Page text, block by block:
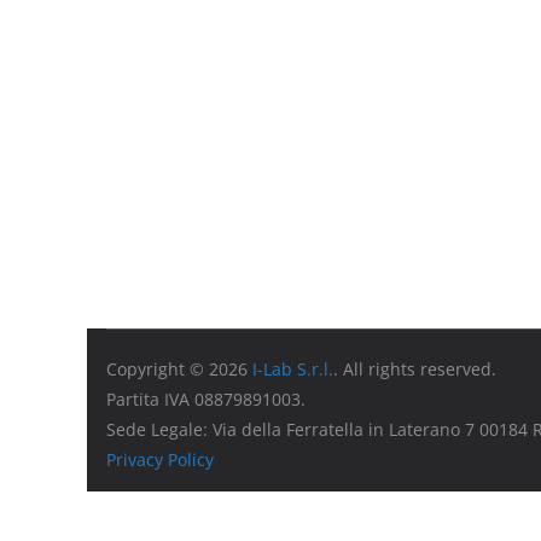
Copyright © 2026 I-Lab S.r.l.. All rights reserved.
Partita IVA 08879891003.
Sede Legale: Via della Ferratella in Laterano 7 00184
Privacy Policy